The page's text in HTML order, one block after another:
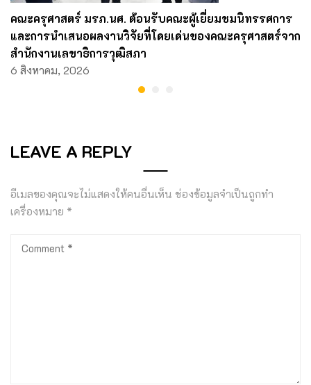
คณะครุศาสตร์ มรภ.นศ. ต้อนรับคณะผู้เยี่ยมชมนิทรรศการ
และการนำเสนอผลงานวิจัยที่โดยเด่นของคณะครุศาสตร์จาก
สำนักงานเลขาธิการวุฒิสภา
6 สิงหาคม, 2026
LEAVE A REPLY
อีเมลของคุณจะไม่แสดงให้คนอื่นเห็น ช่องข้อมูลจำเป็นถูกทำ
เครื่องหมาย *